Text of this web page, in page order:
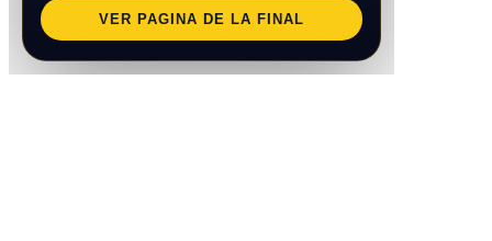
VER PAGINA DE LA FINAL